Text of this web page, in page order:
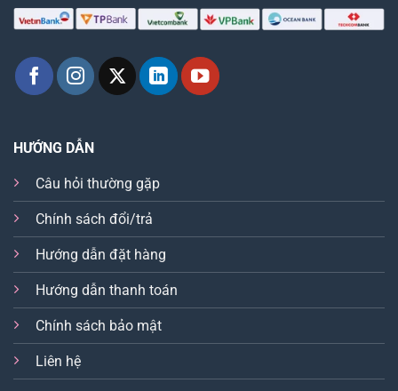
HƯỚNG DẪN
Câu hỏi thường gặp
Chính sách đổi/trả
Hướng dẫn đặt hàng
Hướng dẫn thanh toán
Chính sách bảo mật
Liên hệ